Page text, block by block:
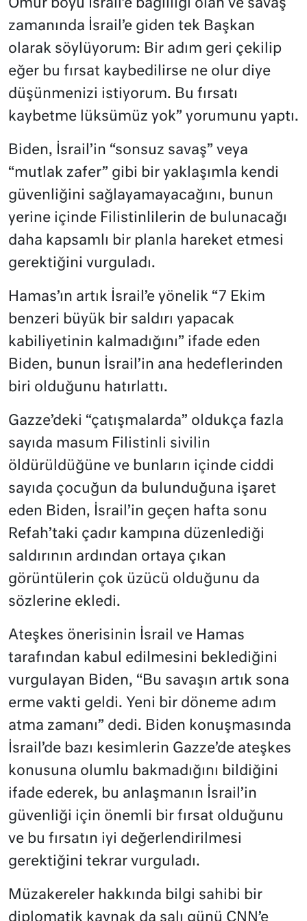
Ömür boyu İsrail’e bağlılığı olan ve savaş
zamanında İsrail’e giden tek Başkan
olarak söylüyorum: Bir adım geri çekilip
eğer bu fırsat kaybedilirse ne olur diye
düşünmenizi istiyorum. Bu fırsatı
kaybetme lüksümüz yok” yorumunu yaptı.
Biden, İsrail’in “sonsuz savaş” veya
“mutlak zafer” gibi bir yaklaşımla kendi
güvenliğini sağlayamayacağını, bunun
yerine içinde Filistinlilerin de bulunacağı
daha kapsamlı bir planla hareket etmesi
gerektiğini vurguladı.
Hamas’ın artık İsrail’e yönelik “7 Ekim
benzeri büyük bir saldırı yapacak
kabiliyetinin kalmadığını” ifade eden
Biden, bunun İsrail’in ana hedeflerinden
biri olduğunu hatırlattı.
Gazze’deki “çatışmalarda” oldukça fazla
sayıda masum Filistinli sivilin
öldürüldüğüne ve bunların içinde ciddi
sayıda çocuğun da bulunduğuna işaret
eden Biden, İsrail’in geçen hafta sonu
Refah’taki çadır kampına düzenlediği
saldırının ardından ortaya çıkan
görüntülerin çok üzücü olduğunu da
sözlerine ekledi.
Ateşkes önerisinin İsrail ve Hamas
tarafından kabul edilmesini beklediğini
vurgulayan Biden, “Bu savaşın artık sona
erme vakti geldi. Yeni bir döneme adım
atma zamanı” dedi. Biden konuşmasında
İsrail’de bazı kesimlerin Gazze’de ateşkes
konusuna olumlu bakmadığını bildiğini
ifade ederek, bu anlaşmanın İsrail’in
güvenliği için önemli bir fırsat olduğunu
ve bu fırsatın iyi değerlendirilmesi
gerektiğini tekrar vurguladı.
Müzakereler hakkında bilgi sahibi bir